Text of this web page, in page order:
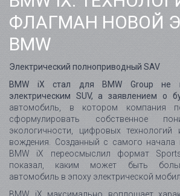
показал, каким может быть
автомобиль в эпоху электрической
который внутри BMW Group давно
всю линейку: новые электрические
дизайн, цифровая архитектура,
помощи водителю и более
материалам и производству.
Автомобиль объединил последние
области дизайна, электрификации,
частично автоматизированного
был задуман не только как
задача - создать другое ощущение от
спокойное, просторное,